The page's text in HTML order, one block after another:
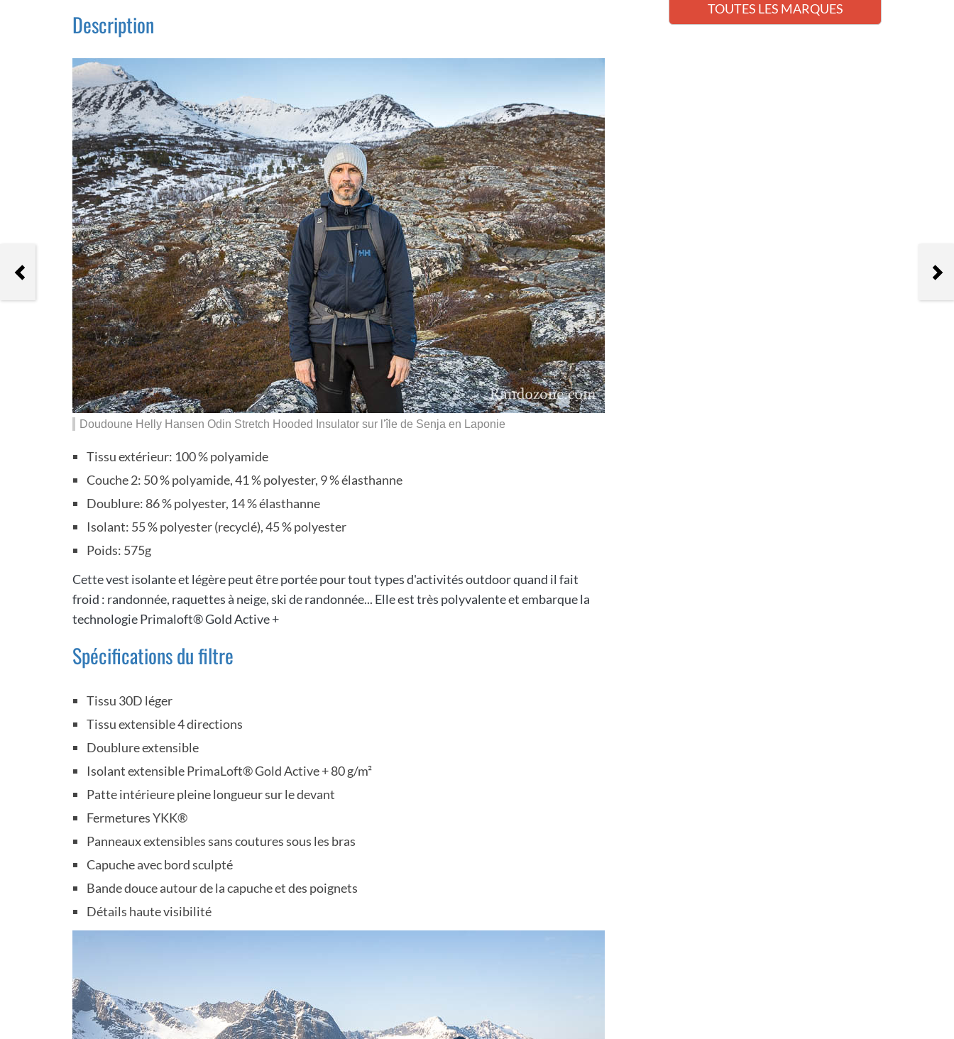
Nutripure Arthropure
Description
Doudoune Helly Hansen Odin Stretch Hooded Insulator sur l'île de Senja en Laponie
Tissu extérieur: 100 % polyamide
Couche 2: 50 % polyamide, 41 % polyester, 9 % élasthanne
Doublure: 86 % polyester, 14 % élasthanne
Isolant: 55 % polyester (recyclé), 45 % polyester
Poids: 575g
Cette vest isolante et légère peut être portée pour tout types d'activités outdoor quand il fait
froid : randonnée, raquettes à neige, ski de randonnée... Elle est très polyvalente et embarque la
technologie Primaloft® Gold Active +
Spécifications du filtre
Tissu 30D léger
Tissu extensible 4 directions
Doublure extensible
Isolant extensible PrimaLoft® Gold Active + 80 g/m²
Patte intérieure pleine longueur sur le devant
Fermetures YKK®
Panneaux extensibles sans coutures sous les bras
Capuche avec bord sculpté
Bande douce autour de la capuche et des poignets
Détails haute visibilité
TOUTES LES MARQUES